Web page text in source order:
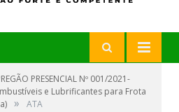
PRESENCIAL Nº 001/2021-
e Lubrificantes para Frota
» ATA